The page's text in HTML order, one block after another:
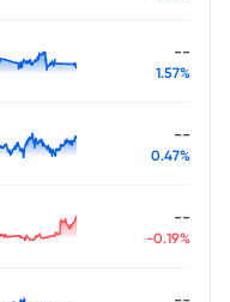
--
1.57%
--
0.47%
--
-0.19%